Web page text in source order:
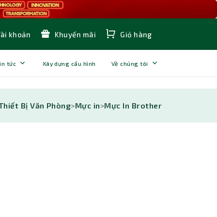
khoản Khuyến mãi Giỏ hàng
tức Xây dựng cấu hình Về chúng tôi
Bị Văn Phòng>Mực in>Mực In Brother